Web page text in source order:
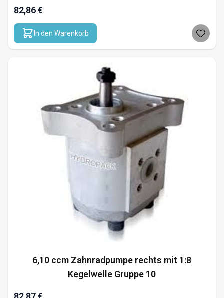
82,86 €
In den Warenkorb
6,10 ccm Zahnradpumpe rechts mit 1:8
Kegelwelle Gruppe 10
82,87 €